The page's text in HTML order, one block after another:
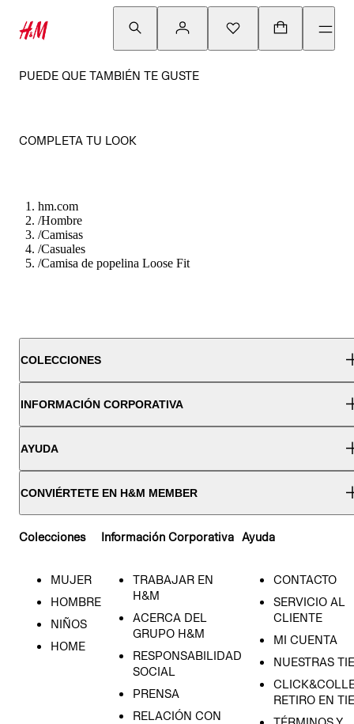
PUEDE QUE TAMBIÉN TE GUSTE
COMPLETA TU LOOK
hm.com
/Hombre
/Camisas
/Casuales
/Camisa de popelina Loose Fit
COLECCIONES
INFORMACIÓN CORPORATIVA
AYUDA
CONVIÉRTETE EN H&M MEMBER
Colecciones
MUJER
HOMBRE
NIÑOS
HOME
Información Corporativa
TRABAJAR EN
H&M
ACERCA DEL
GRUPO H&M
RESPONSABILIDAD
SOCIAL
PRENSA
RELACIÓN CON
Ayuda
CONTACTO
SERVICIO AL
CLIENTE
MI CUENTA
NUESTRAS
RETIRO EN